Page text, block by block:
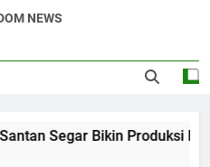
Teknologi
NEWS
Segar Bikin Produksi